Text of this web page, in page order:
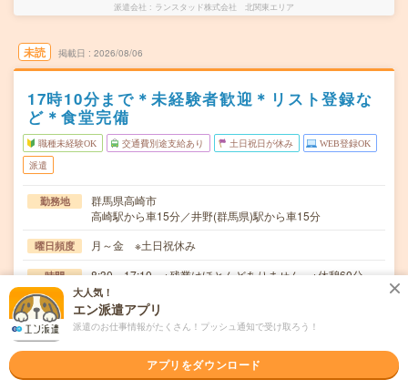
派遣会社 ランスタッド株式会社 北関東エリア
未読 掲載日 2026/08/06
17時10分まで＊未経験者歓迎＊リスト登録な
ど＊食堂完備
職種未経験OK 交通費別途支給あり 土日祝日が休み WEB登録OK
派遣
勤務地
群馬県高崎市
高崎駅から車15分／井野(群馬県)駅から車15分
曜日頻度 月～金 ※土日祝休み
時間 8:30～17:10 ※残業はほとんどありません。※休憩60分。
期間
2026/10/01～長期 ※開始日はご相談可能です！ ※10月
～！
時給
時給1360円＋交 【月収例】208,533円～ ■給与の前払
いが可能な速払いサービスあり
大人気！
エン派遣アプリ
派遣のお仕事情報がたくさん！プッシュ通知で受け取ろう！
アプリをダウンロード